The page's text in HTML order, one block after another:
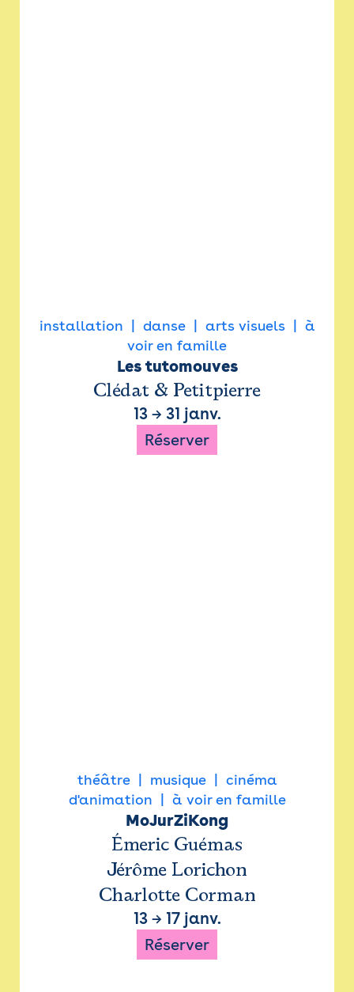
installation danse arts visuels
à
voir en famille
Les tutomouves
Clédat & Petitpierre
13→ 31 janv.
Réserver
théâtre musique
cinéma
d'animation
à voir en famille
MoJurZiKong
Émeric Guémas
Jérôme Lorichon
Charlotte Corman
13→ 17 janv.
Réserver